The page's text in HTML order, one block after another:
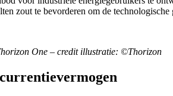
zout te bevorderen om de technologische
One – credit illustratie: ©Thorizon